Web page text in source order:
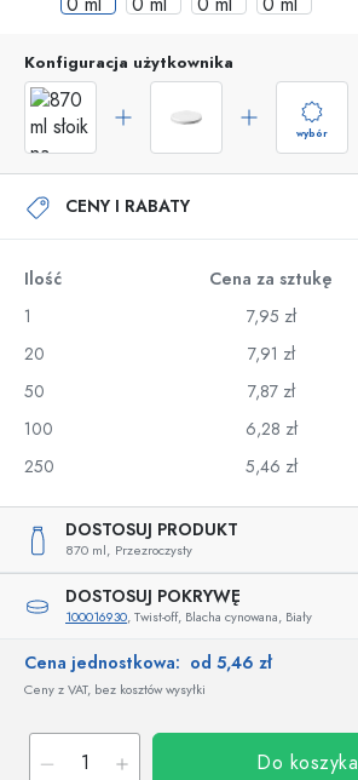
Konfiguracja użytkownika
wybór
CENY I RABATY
Ilość Cena za sztukę
1
7,95 zł
20
7,91 zł
50
7,87 zł
100
6,28 zł
250
5,46 zł
DOSTOSUJ PRODUKT
870 ml, Przezroczysty
DOSTOSUJ POKRYWĘ
100016930, Twist-off, Blacha cynowana, Biały
Cena jednostkowa: od 5,46 zł
Ceny z VAT, bez kosztów wysyłki
Do koszyka